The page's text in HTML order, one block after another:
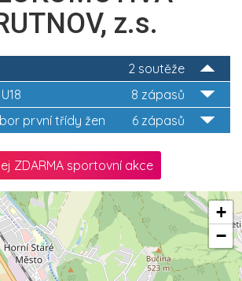
z.s.
2 soutěže
8 zápasů
6 zápasů
první třídy žen
ZDARMA sportovní akce
+
−